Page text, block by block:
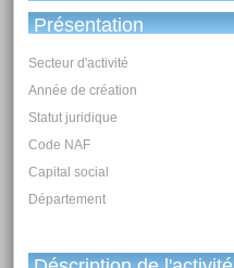
Présentation
Secteur d'activité
Année de création
Statut juridique
Code NAF
Capital social
Département